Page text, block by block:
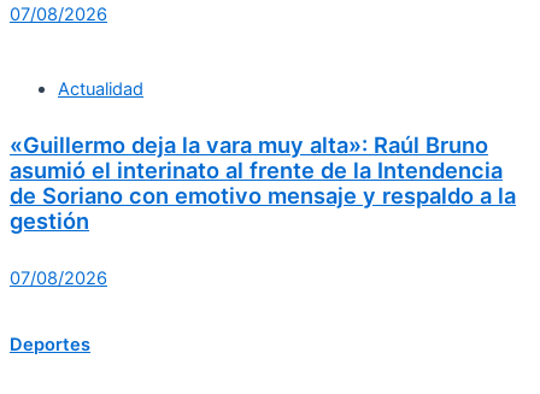
07/08/2026
Actualidad
«Guillermo deja la vara muy alta»: Raúl Bruno
asumió el interinato al frente de la Intendencia
de Soriano con emotivo mensaje y respaldo a la
gestión
07/08/2026
Deportes